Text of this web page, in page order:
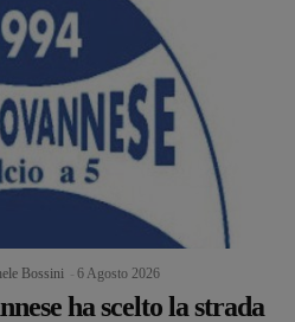
Bossini 6 Agosto 2026
ha scelto la strada